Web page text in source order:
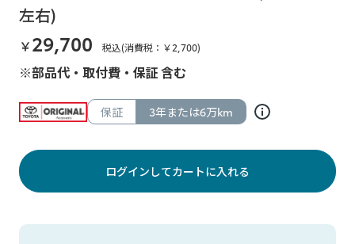
左右)
￥29,700 税込(消費税：￥2,700)
※部品代・取付費・保証 含む
保証 3年または6万km
ログインしてカートに入れる